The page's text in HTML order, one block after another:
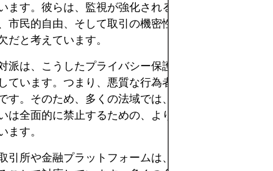
ます。彼らは、監視が強化されるオンライン経済に
市民的自由、そして取引の機密性を守るために、こ
だと考えています。
派は、こうしたプライバシー保護には大きな社会的
ています。つまり、悪質な行為者を助長し、法執行
す。そのため、多くの法域では、こうしたサービス
は全面的に禁止するための、より明確な法的枠組み
ます。
引所や金融プラットフォームは、デューデリジェン